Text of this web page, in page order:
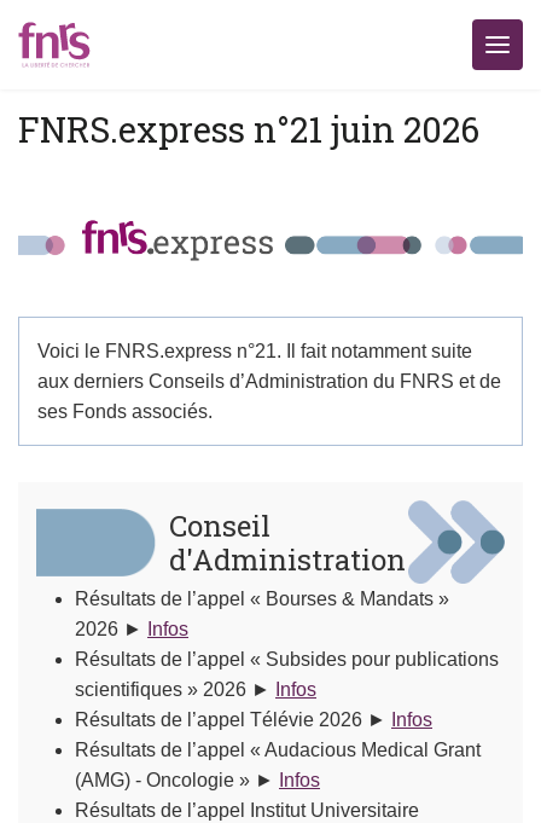
FNRS.express n°21 juin 2026
Voici le FNRS.express n°21. Il fait notamment suite
aux derniers Conseils d’Administration du FNRS et de
ses Fonds associés.
Conseil
d'Administration
Résultats de l’appel « Bourses & Mandats »
2026 ►
Infos
Résultats de l’appel « Subsides pour publications
scientifiques » 2026 ►
Infos
Résultats de l’appel Télévie 2026 ►
Infos
Résultats de l’appel « Audacious Medical Grant
(AMG) - Oncologie » ►
Infos
Résultats de l’appel Institut Universitaire